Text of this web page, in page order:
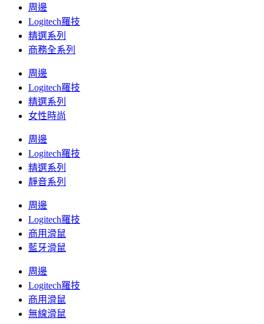
周邊
Logitech羅技
精選系列
商務全系列
周邊
Logitech羅技
精選系列
女性時尚
周邊
Logitech羅技
精選系列
靜音系列
周邊
Logitech羅技
商用滑鼠
藍牙滑鼠
周邊
Logitech羅技
商用滑鼠
無線滑鼠